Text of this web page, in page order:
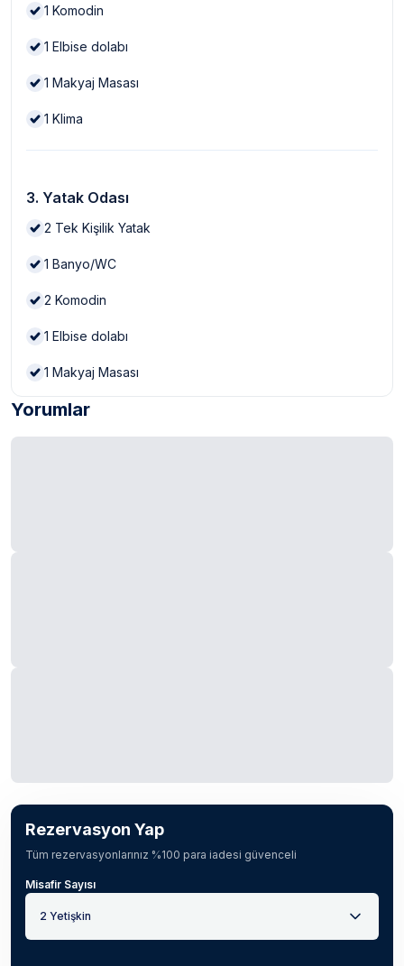
1 Komodin
1 Elbise dolabı
1 Makyaj Masası
1 Klima
3. Yatak Odası
2 Tek Kişilik Yatak
1 Banyo/WC
2 Komodin
1 Elbise dolabı
1 Makyaj Masası
Yorumlar
Rezervasyon Yap
Tüm rezervasyonlarınız %100 para iadesi güvenceli
Misafir Sayısı
2 Yetişkin